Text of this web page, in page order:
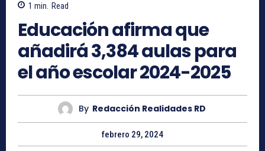
1 min. Read
Educación afirma que
añadirá 3,384 aulas para
el año escolar 2024-2025
By Redacción Realidades RD
febrero 29, 2024